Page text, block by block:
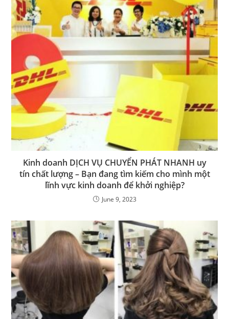
Kinh doanh DỊCH VỤ CHUYỂN PHÁT NHANH uy
tín chất lượng – Bạn đang tìm kiếm cho mình một
lĩnh vực kinh doanh để khởi nghiệp?
June 9, 2023